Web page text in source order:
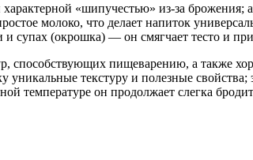
«шипучестью» из-за
молоко, что делает напиток
и супах (окрошка) — он смягчает тесто и
способствующих пищеварению, а также
текстуру и полезные
температуре он продолжает слегка